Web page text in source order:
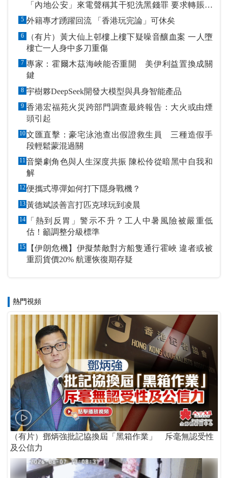
「內地公安」來電聲稱其干犯洗黑錢罪 要求轉賬到
指定戶口作「保證金」
5 外籍專才踴躍回流 「香港玩完論」可休矣
6
（有片）黃大仙上邨樓上樓下疑噪音釀血案 一人墮
樓亡一人身中多刀重傷
7 專家：霍爾木茲海峽能否重開 美伊利益置換成關
鍵
8 宇樹夥DeepSeek開發大模型與具身智能產品
9 香港宏福苑火災跨部門調查最終報告：大火或由煙
頭引起
10文匯直擊：豪宅泳池查出假證救生員 三種造假手
段輕鬆蒙混過關
11音樂劇角色與人生深度共振 陳松伶從暗黑中自我和
解
12便攜式導彈如何打下隱身戰機？
13黃德斌談善言打匹克球玩到凌晨
14
「熱到反胃」警示不升？工人中暑風險被嚴重低
估！籲調整分級標準
15
【伊朗危機】伊擬禁敵對方船隻通行霍峽 違者或被
重罰貨價20% 航運恢復期存疑
熱門視頻
（有片）鄧炳強批記協換屆「黑箱作業」 斥毫無認受性
及公信力